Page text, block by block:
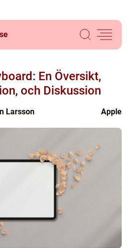
se
En Översikt,
och Diskussion
Larsson Apple